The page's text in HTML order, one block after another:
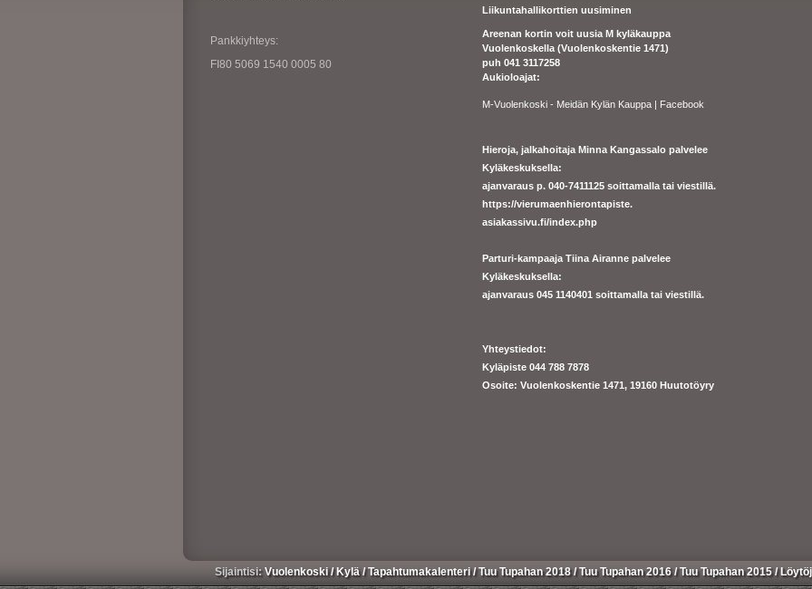
Pankkiyhteys:
FI80 5069 1540 0005 80
Liikuntahallikorttien uusiminen
Areenan kortin voit uusia M kyläkauppa
Vuolenkoskella (Vuolenkoskentie 1471)
puh 041 3117258
Aukioloajat:
M-Vuolenkoski - Meidän Kylän Kauppa | Facebook
Hieroja, jalkahoitaja Minna Kangassalo palvelee
Kyläkeskuksella:
ajanvaraus p. 040-7411125 soittamalla tai viestillä.
https://vierumaenhierontapiste.
asiakassivu.fi/index.php
Parturi-kampaaja Tiina Airanne palvelee
Kyläkeskuksella:
ajanvaraus 045 1140401 soittamalla tai viestillä.
Yhteystiedot:
Kyläpiste 044 788 7878
Osoite: Vuolenkoskentie 1471, 19160 Huutotöyry
Sijaintisi:Vuolenkoski/ Kylä/Tapahtumakalenteri/Tuu Tupahan 2018/Tuu Tupahan 2016/Tuu Tupahan 2015/